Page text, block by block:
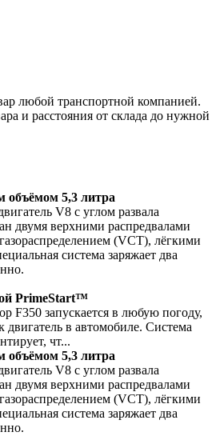
любой транспортной компанией.
и расстояния от склада до нужной
объёмом 5,3 литра
V8 с углом развала
двумя верхними распредвалами
(VCT), лёгкими
система заряжает два
PrimeStart™
F350 запускается в любую погоду,
двигатель в автомобиле. Система
чт...
объёмом 5,3 литра
V8 с углом развала
двумя верхними распредвалами
(VCT), лёгкими
система заряжает два